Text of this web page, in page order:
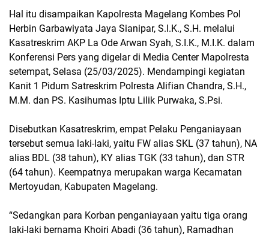
Hal itu disampaikan Kapolresta Magelang Kombes Pol
Herbin Garbawiyata Jaya Sianipar, S.I.K., S.H. melalui
Kasatreskrim AKP La Ode Arwan Syah, S.I.K., M.I.K. dalam
Konferensi Pers yang digelar di Media Center Mapolresta
setempat, Selasa (25/03/2025). Mendampingi kegiatan
Kanit 1 Pidum Satreskrim Polresta Alifian Chandra, S.H.,
M.M. dan PS. Kasihumas Iptu Lilik Purwaka, S.Psi.
Disebutkan Kasatreskrim, empat Pelaku Penganiayaan
tersebut semua laki-laki, yaitu FW alias SKL (37 tahun), NA
alias BDL (38 tahun), KY alias TGK (33 tahun), dan STR
(64 tahun). Keempatnya merupakan warga Kecamatan
Mertoyudan, Kabupaten Magelang.
“Sedangkan para Korban penganiayaan yaitu tiga orang
laki-laki bernama Khoiri Abadi (36 tahun), Ramadhan